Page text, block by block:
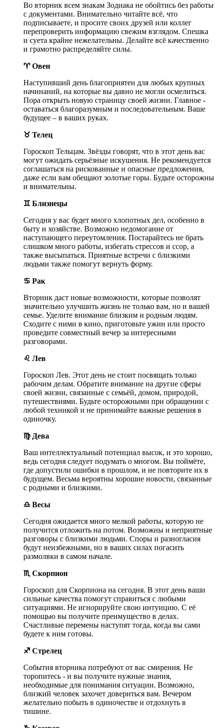
Во вторник всем знакам Зодиака не обойтись без работы
с документами. Внимательно читайте всё, что
подписываете, и просите своих друзей или коллег
перепроверить информацию свежим взглядом. Спешка
и суета крайне нежелательны. Делайте всё качественно
и грамотно распределяйте силы.
♈ Овен
Наступивший день благоприятен для любых крупных
начинаний, на которые вы давно не могли осмелиться.
Пора открыть новую страницу своей жизни. Главное -
оставаться благоразумным и последовательным. Ваше
будущее – в ваших руках.
♉ Телец
Гороскоп Тельцам. Звёзды говорят, что в этот день вас
могут ожидать серьёзные искушения. Не рекомендуется
соглашаться на рискованные и опасные предложения,
даже если вам обещают золотые горы. Будьте осторожны
и внимательны.
♊ Близнецы
Сегодня у вас будет много хлопотных дел, особенно в
быту и хозяйстве. Возможно недомогание от
наступающего переутомления. Постарайтесь не брать
слишком много работы, избегать стрессов и ссор, а
также высыпаться. Приятные встречи с близкими
людьми также помогут вернуть форму.
♋ Рак
Вторник даст новые возможности, которые позволят
значительно улучшить жизнь не только вам, но и вашей
семье. Уделите внимание близким и родным людям.
Сходите с ними в кино, приготовьте ужин или просто
проведите совместный вечер за интересными
разговорами.
♌ Лев
Гороскоп Лев. Этот день не стоит посвящать только
рабочим делам. Обратите внимание на другие сферы
своей жизни, связанные с семьёй, домом, природой,
путешествиями. Будьте осторожными при обращении с
любой техникой и не принимайте важные решения в
одиночку.
♍ Дева
Ваш интеллектуальный потенциал высок, и это хорошо,
ведь сегодня следует подумать о многом. Вы поймёте,
где допустили ошибки в прошлом, и не повторите их в
будущем. Весьма вероятны хорошие новости, связанные
с родными и близкими.
♎ Весы
Сегодня ожидается много мелкой работы, которую не
получится отложить на потом. Возможны и неприятные
разговоры с близкими людьми. Споры и разногласия
будут неизбежными, но в ваших силах погасить
размолвки в самом начале.
♏ Скорпион
Гороскоп для Скорпиона на сегодня. В этот день ваши
сильные качества помогут справиться с любыми
ситуациями. Не игнорируйте свою интуицию. С её
помощью вы получите преимущество в делах.
Счастливые перемены наступят тогда, когда вы сами
будете к ним готовы.
♐ Стрелец
События вторника потребуют от вас смирения. Не
торопитесь - и вы получите нужные знания,
необходимые для понимания ситуации. Возможно,
близкий человек захочет довериться вам. Вечером
желательно побыть в одиночестве и отдохнуть в
тишине.